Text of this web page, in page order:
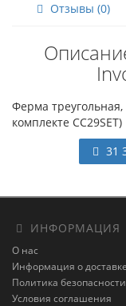
Отзывы (0)
Ферма
комплекте CC29SET)
31
ИНФОРМАЦИЯ
О нас
Информация о доставке
Политика безопасности
Условия соглашения